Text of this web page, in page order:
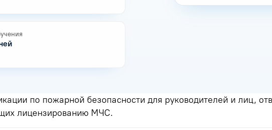
по пожарной безопасности для руководителей и лиц,
лицензированию МЧС.